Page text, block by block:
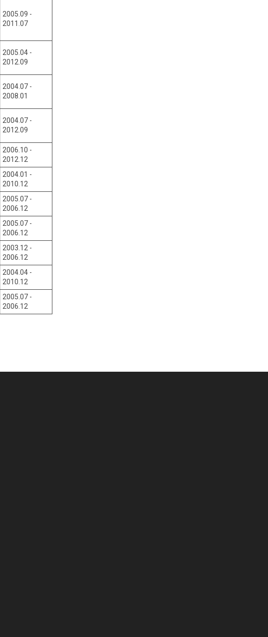
2005.09 -
2011.07
2005.04 -
2012.09
2004.07 -
2008.01
2004.07 -
2012.09
2006.10 -
2012.12
2004.01 -
2010.12
2005.07 -
2006.12
2005.07 -
2006.12
2003.12 -
2006.12
2004.04 -
2010.12
2005.07 -
2006.12